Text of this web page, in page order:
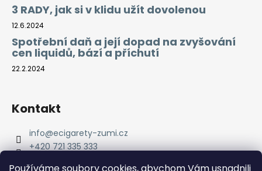
3 RADY, jak si v klidu užít dovolenou
12.6.2024
Spotřební daň a její dopad na zvyšování
cen liquidů, bází a příchutí
22.2.2024
Kontakt
info@ecigarety-zumi.cz
+420 721 335 333